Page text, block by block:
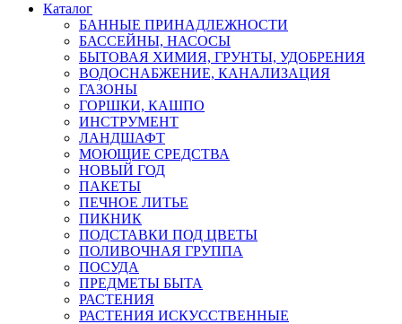
Каталог
БАННЫЕ ПРИНАДЛЕЖНОСТИ
БАССЕЙНЫ, НАСОСЫ
БЫТОВАЯ ХИМИЯ, ГРУНТЫ, УДОБРЕНИЯ
ВОДОСНАБЖЕНИЕ, КАНАЛИЗАЦИЯ
ГАЗОНЫ
ГОРШКИ, КАШПО
ИНСТРУМЕНТ
ЛАНДШАФТ
МОЮЩИЕ СРЕДСТВА
НОВЫЙ ГОД
ПАКЕТЫ
ПЕЧНОЕ ЛИТЬЕ
ПИКНИК
ПОДСТАВКИ ПОД ЦВЕТЫ
ПОЛИВОЧНАЯ ГРУППА
ПОСУДА
ПРЕДМЕТЫ БЫТА
РАСТЕНИЯ
РАСТЕНИЯ ИСКУССТВЕННЫЕ